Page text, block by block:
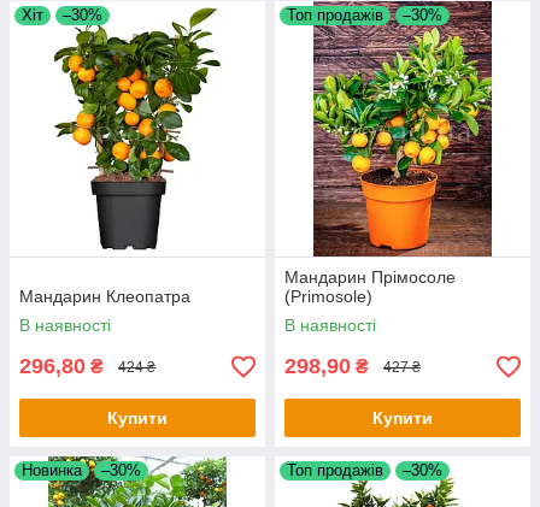
Хіт –30%
Мандарин Клеопатра
В наявності
296,80 ₴ 424 ₴
Купити
Топ продажів –30%
Мандарин Прімосоле
(Primosole)
В наявності
298,90 ₴ 427 ₴
Купити
Новинка –30% Топ продажів –30%